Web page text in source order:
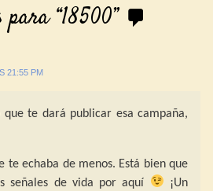
para “18500”
21:55 PM
que te dará publicar esa campaña,
te echaba de menos. Está bien que
señales de vida por aquí
¡Un